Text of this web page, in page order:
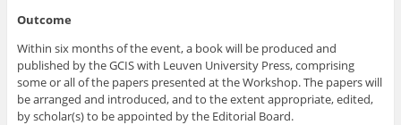
Outcome
Within six months of the event, a book will be produced and
published by the GCIS with Leuven University Press, comprising
some or all of the papers presented at the Workshop. The papers will
be arranged and introduced, and to the extent appropriate, edited,
by scholar(s) to be appointed by the Editorial Board.